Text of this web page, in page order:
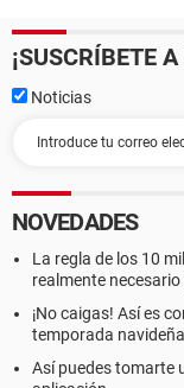
¡SUSCRÍBETE
Noticias
NOVEDADES
La regla de los 10
realmente
¡No caigas! Así es
temporada navideña
Así puedes tomarte